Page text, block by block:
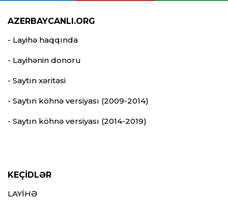
AZERBAYCANLI.ORG
- Layihə haqqında
- Layihənin donoru
- Saytın xəritəsi
- Saytın köhnə versiyası (2009-2014)
- Saytın köhnə versiyası (2014-2019)
KEÇİDLƏR
LAYİHƏ